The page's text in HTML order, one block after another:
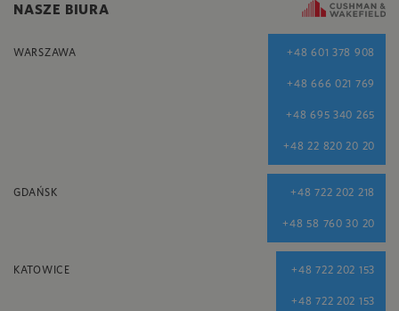
NASZE BIURA
WARSZAWA +48 601 378 908
+48 666 021 769
+48 695 340 265
+48 22 820 20 20
GDAŃSK +48 722 202 218
+48 58 760 30 20
KATOWICE +48 722 202 153
+48 722 202 153